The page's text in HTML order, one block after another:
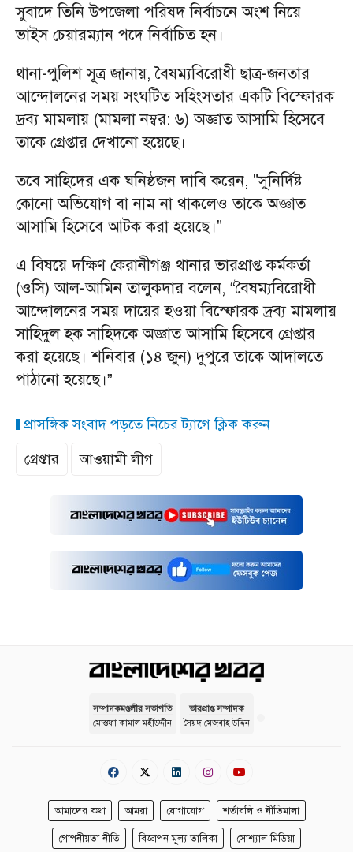
সুবাদে তিনি উপজেলা পরিষদ নির্বাচনে অংশ নিয়ে
ভাইস চেয়ারম্যান পদে নির্বাচিত হন।
থানা-পুলিশ সূত্র জানায়, বৈষম্যবিরোধী ছাত্র-জনতার
আন্দোলনের সময় সংঘটিত সহিংসতার একটি বিস্ফোরক
দ্রব্য মামলায় (মামলা নম্বর: ৬) অজ্ঞাত আসামি হিসেবে
তাকে গ্রেপ্তার দেখানো হয়েছে।
তবে সাহিদের এক ঘনিষ্ঠজন দাবি করেন, "সুনির্দিষ্ট
কোনো অভিযোগ বা নাম না থাকলেও তাকে অজ্ঞাত
আসামি হিসেবে আটক করা হয়েছে।"
এ বিষয়ে দক্ষিণ কেরানীগঞ্জ থানার ভারপ্রাপ্ত কর্মকর্তা
(ওসি) আল-আমিন তালুকদার বলেন, “বৈষম্যবিরোধী
আন্দোলনের সময় দায়ের হওয়া বিস্ফোরক দ্রব্য মামলায়
সাহিদুল হক সাহিদকে অজ্ঞাত আসামি হিসেবে গ্রেপ্তার
করা হয়েছে। শনিবার (১৪ জুন) দুপুরে তাকে আদালতে
পাঠানো হয়েছে।”
প্রাসঙ্গিক সংবাদ পড়তে নিচের ট্যাগে ক্লিক করুন
গ্রেপ্তার
আওয়ামী লীগ
সম্পাদকমণ্ডলীর সভাপতি
মোস্তফা কামাল মহীউদ্দীন
ভারপ্রাপ্ত সম্পাদক
সৈয়দ মেজবাহ উদ্দিন
আমাদের কথা আমরা যোগাযোগ শর্তাবলি ও নীতিমালা
গোপনীয়তা নীতি বিজ্ঞাপন মূল্য তালিকা সোশ্যাল মিডিয়া